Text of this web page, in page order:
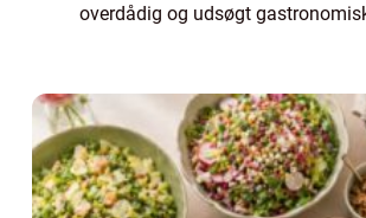
overdådig og udsøgt
læ...